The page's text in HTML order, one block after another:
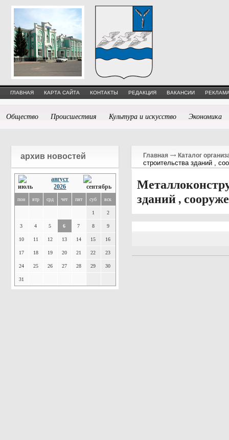
ГЛАВНАЯ КАРТА САЙТА КОНТАКТЫ РЕДАКЦИЯ ВАКАНСИИ
Общество Происшествия Культура и искусство Экономика
архив новостей
август
2026
пон втр срд чет пят суб вск
1 2
3 4 5 6 7 8 9
10 11 12 13 14 15 16
17 18 19 20 21 22 23
24 25 26 27 28 29 30
31
Главная Каталог
строительства зданий ,
зданий ,